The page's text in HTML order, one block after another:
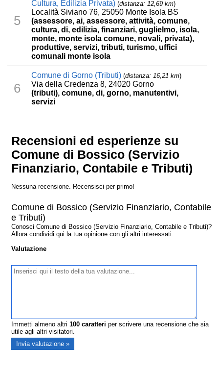
5
Cultura, Edilizia Privata) (distanza: 12,69 km)
Località Siviano 76, 25050 Monte Isola BS
(assessore, ai, assessore, attività, comune,
cultura, di, edilizia, finanziari, guglielmo, isola,
monte, monte isola comune, novali, privata),
produttive, servizi, tributi, turismo, uffici
comunali monte isola
6
Comune di Gorno (Tributi) (distanza: 16,21 km)
Via della Credenza 8, 24020 Gorno
(tributi), comune, di, gorno, manutentivi,
servizi
Recensioni ed esperienze su
Comune di Bossico (Servizio
Finanziario, Contabile e Tributi)
Nessuna recensione. Recensisci per primo!
Comune di Bossico (Servizio Finanziario, Contabile
e Tributi)
Conosci Comune di Bossico (Servizio Finanziario, Contabile e Tributi)?
Allora condividi qui la tua opinione con gli altri interessati.
Valutazione
Immetti almeno altri100 caratteri per scrivere una recensione che sia
utile agli altri visitatori.